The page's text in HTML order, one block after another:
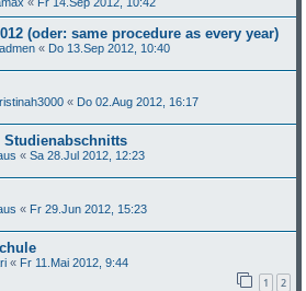
(oder: same procedure as every year)
« Do 13.Sep 2012, 10:40
« Do 02.Aug 2012, 16:17
Studienabschnitts
«Sa 28.Jul 2012, 12:23
« Fr 29.Jun 2012, 15:23
« Fr 11.Mai 2012, 9:44
1 2